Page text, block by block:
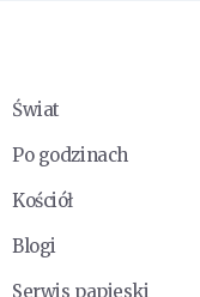
Świat
Po godzinach
Kościół
Blogi
Serwis papieski